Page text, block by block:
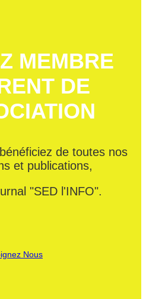
MEMBRE
DE
de toutes nos
et publications,
"SED l'INFO".
Nous